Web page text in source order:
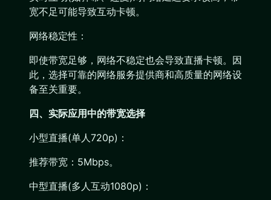
宽不足可能导致互动卡顿。
网络稳定性：
即使带宽足够，网络不稳定也会导致直播卡顿。因
此，选择可靠的网络服务提供商和高质量的网络设
备至关重要。
四、实际应用中的带宽选择
小型直播(单人720p)：
推荐带宽：5Mbps。
中型直播(多人互动1080p)：